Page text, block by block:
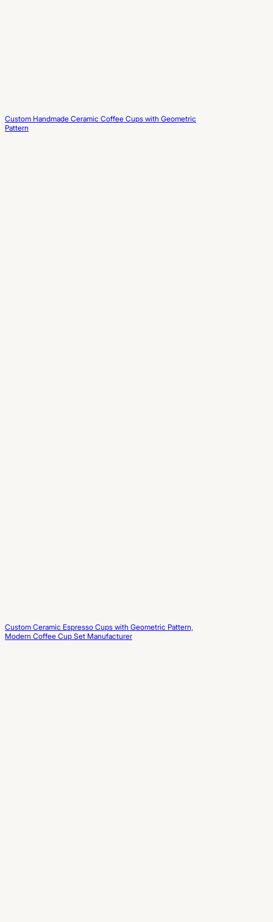
Custom Handmade Ceramic Coffee Cups with Geometric
Pattern
Custom Ceramic Espresso Cups with Geometric Pattern,
Modern Coffee Cup Set Manufacturer